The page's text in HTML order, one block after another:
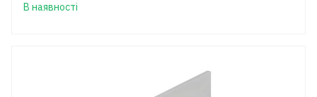
В наявності